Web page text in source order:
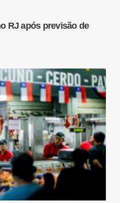
RJ após previsão de